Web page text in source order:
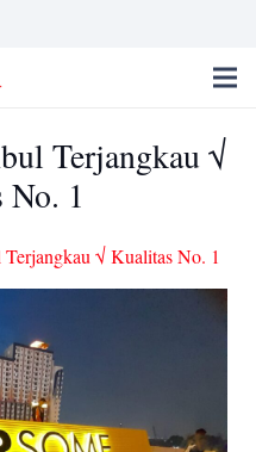
Terjangkau √
No. 1
√ Kualitas No. 1